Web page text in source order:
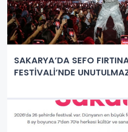
SAKARYA’DA SEFO
FESTİVALİ’NDE